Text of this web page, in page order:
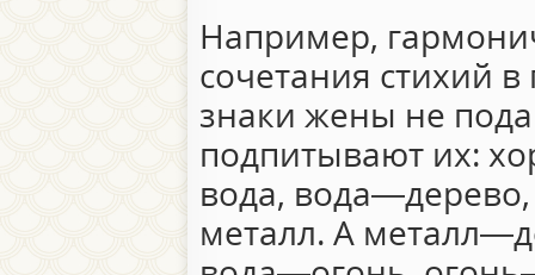
Например,
сочетания стихий
знаки жены не
подпитывают их:
вода,
металл. А